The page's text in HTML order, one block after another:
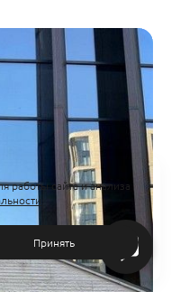
работы сайта и анализа
Принять